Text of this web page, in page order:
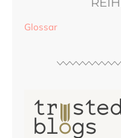
Glossar